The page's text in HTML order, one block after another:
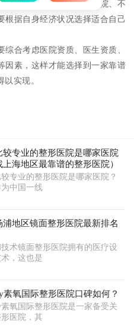
虑的因素之一。不同的医院、不
根据自身经济状况选择适合自己
合考虑医院资质、医生资质、
因素，这样才能选择到一家靠谱
实现。
较专业的整形医院是哪家医院
上海地区最靠谱的整形医院）
较专业的整形医院是哪家医院？
为中国一线
浦地区镜面整形医院最新排名
术镜面整形医院拥有的医疗设
，这也是
素氧国际整形医院口碑如何？
素氧国际整形医院是一家备受关
医院，其